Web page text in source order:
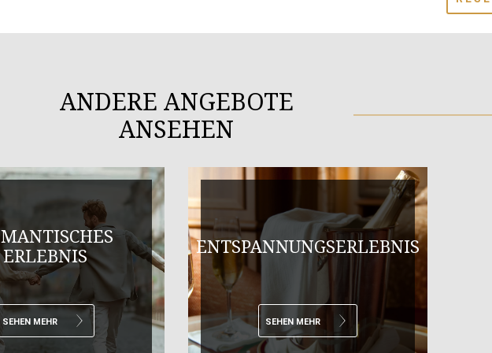
ANDERE ANGEBOTE
ANSEHEN
ERLEBNIS
SEHEN MEHR
ENTSPANNUNGSERLEBNIS
SEHEN MEHR